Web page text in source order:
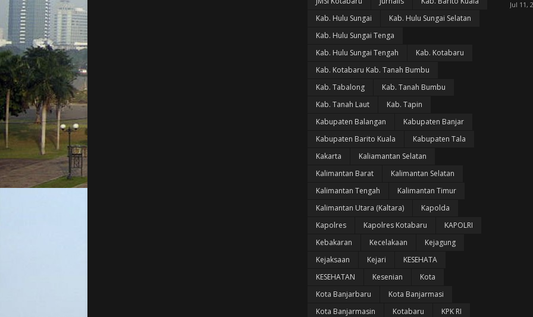
Kab. Hulu Sungai
Kab. Hulu Sungai Selatan
Kab. Hulu Sungai Tenga
Kab. Hulu Sungai Tengah
Kab. Kotabaru
Kab. Kotabaru Kab. Tanah Bumbu
Kab. Tabalong
Kab. Tanah Bumbu
Kab. Tanah Laut
Kab. Tapin
Kabupaten Balangan
Kabupaten Banjar
Kabupaten Barito Kuala
Kabupaten Tala
Kakarta
Kaliamantan Selatan
Kalimantan Barat
Kalimantan Selatan
Kalimantan Tengah
Kalimantan Timur
Kalimantan Utara (Kaltara)
Kapolda
Kapolres
Kapolres Kotabaru
KAPOLRI
Kebakaran
Kecelakaan
Kejagung
Kejaksaan
Kejari
KESEHATA
KESEHATAN
Kesenian
Kota
Kota Banjarbaru
Kota Banjarmasi
Kota Banjarmasin
Kotabaru
KPK RI
Jul 11,